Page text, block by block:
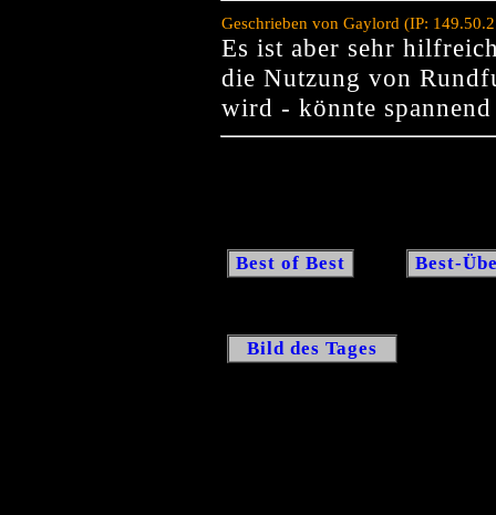
Geschrieben von Gaylord (IP:
Es ist aber sehr
die Nutzung von
wird - könnte
Best of Best Best-
Bild des Tages